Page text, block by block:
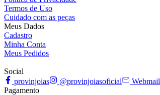
Termos de Uso
Cuidado com as peças
Meus Dados
Cadastro
Minha Conta
Meus Pedidos
Social
provinjoias
@provinjoiasoficial
Webmail
Pagamento